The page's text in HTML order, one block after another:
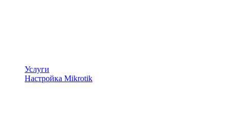
Услуги
Настройка Mikrotik